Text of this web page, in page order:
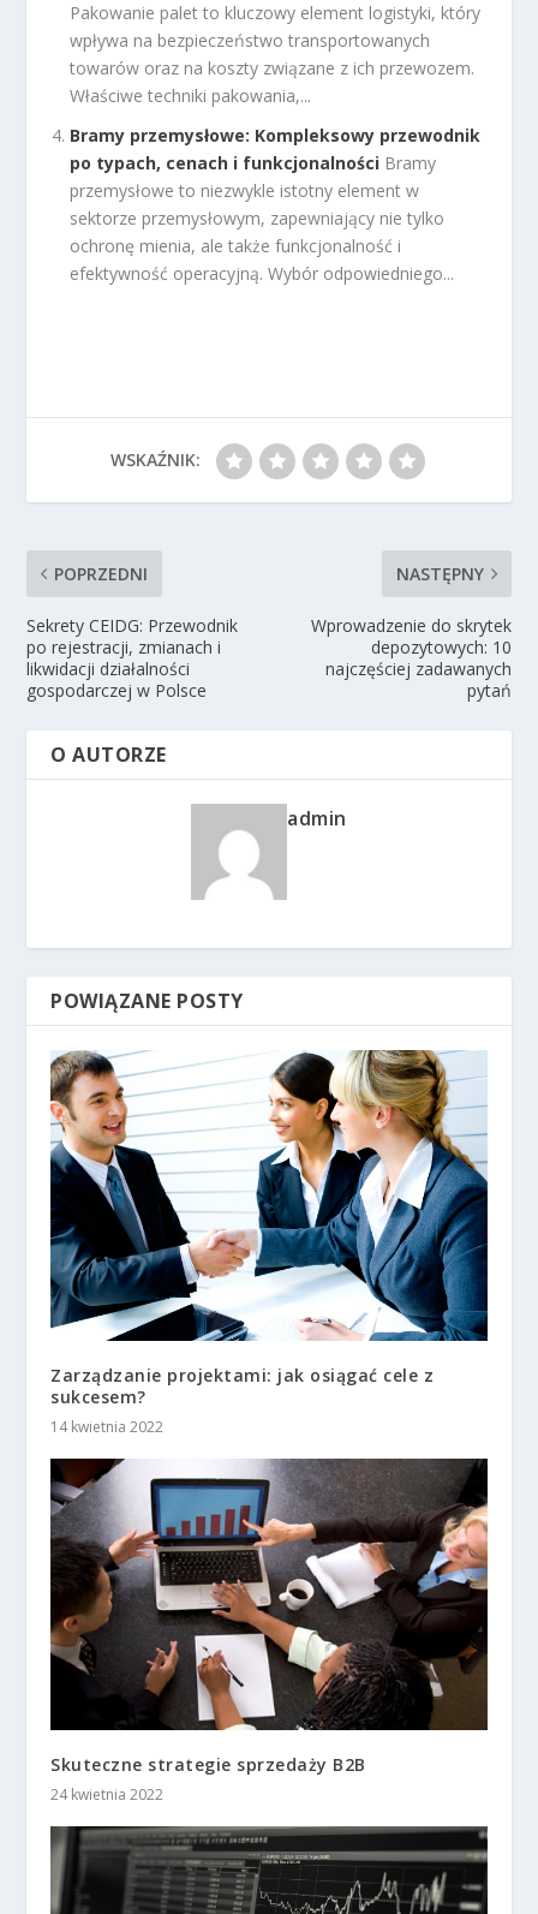
Pakowanie palet to kluczowy element logistyki, który
wpływa na bezpieczeństwo transportowanych
towarów oraz na koszty związane z ich przewozem.
Właściwe techniki pakowania,...
Bramy przemysłowe: Kompleksowy przewodnik
po typach, cenach i funkcjonalności Bramy
przemysłowe to niezwykle istotny element w
sektorze przemysłowym, zapewniający nie tylko
ochronę mienia, ale także funkcjonalność i
efektywność operacyjną. Wybór odpowiedniego...
WSKAŹNIK:
POPRZEDNI
Sekrety CEIDG: Przewodnik
po rejestracji, zmianach i
likwidacji działalności
gospodarczej w Polsce
NASTĘPNY
Wprowadzenie do skrytek
depozytowych: 10
najczęściej zadawanych
pytań
O AUTORZE
admin
POWIĄZANE POSTY
Zarządzanie projektami: jak osiągać cele z
sukcesem?
14 kwietnia 2022
Skuteczne strategie sprzedaży B2B
24 kwietnia 2022